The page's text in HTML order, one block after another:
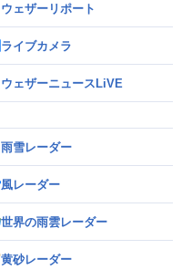
ウェザーリポート
ライブカメラ
ウェザーニュースLiVE
雨雪レーダー
風レーダー
世界の雨雲レーダー
黄砂レーダー